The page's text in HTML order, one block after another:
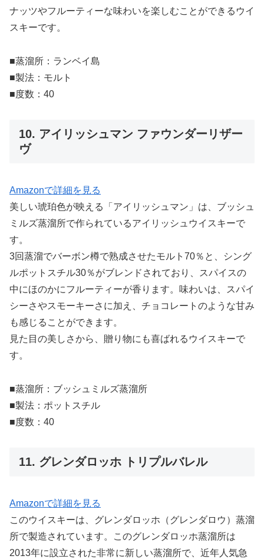
ナッツやフルーティーな味わいを楽しむことができるウイ
スキーです。
■蒸溜所：ランベイ島
■製法：モルト
■度数：40
10. アイリッシュマン ファウンダーリザー
ヴ
Amazonで詳細を見る
美しい琥珀色が映える「アイリッシュマン」は、ブッシュ
ミルズ蒸溜所で作られているアイリッシュウイスキーで
す。
3回蒸溜でバーボン樽で熟成させたモルト70％と、シング
ルポットスチル30％がブレンドされており、スパイスの
中にほのかにフルーティーが香ります。味わいは、スパイ
シーさやスモーキーさに加え、チョコレートのような甘み
も感じることができます。
見た目の美しさから、贈り物にも喜ばれるウイスキーで
す。
■蒸溜所：ブッシュミルズ蒸溜所
■製法：ポットスチル
■度数：40
11. グレンダロッホ トリプルバレル
Amazonで詳細を見る
このウイスキーは、グレンダロッホ（グレンダロウ）蒸溜
所で製造されています。このグレンダロッホ蒸溜所は
2013年に設立された非常に新しい蒸溜所で、近年人気急